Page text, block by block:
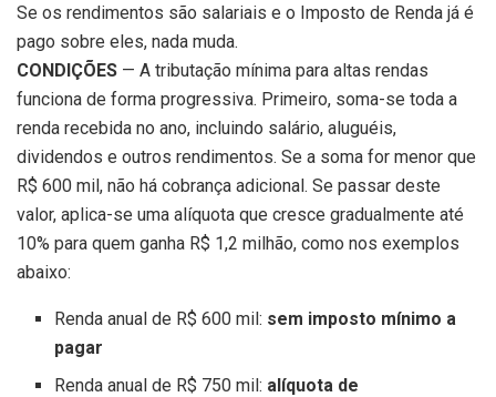
Se os rendimentos são salariais e o Imposto de Renda já é
pago sobre eles, nada muda.
CONDIÇÕES — A tributação mínima para altas rendas
funciona de forma progressiva. Primeiro, soma-se toda a
renda recebida no ano, incluindo salário, aluguéis,
dividendos e outros rendimentos. Se a soma for menor que
R$ 600 mil, não há cobrança adicional. Se passar deste
valor, aplica-se uma alíquota que cresce gradualmente até
10% para quem ganha R$ 1,2 milhão, como nos exemplos
abaixo:
Renda anual de R$ 600 mil: sem imposto mínimo a
pagar
Renda anual de R$ 750 mil: alíquota de